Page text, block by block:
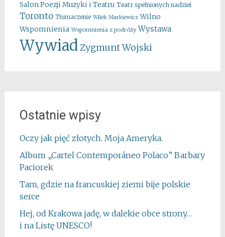
Salon Poezji Muzyki i Teatru Teatr spełnionych nadziei
Toronto Tłumaczenie Wilek Markiewicz Wilno
Wspomnienia Wspomnienia z podróży Wystawa
WywiadZygmunt Wojski
Ostatnie wpisy
Oczy jak pięć złotych. Moja Ameryka.
Album „Cartel Contemporáneo Polaco” Barbary
Paciorek
Tam, gdzie na francuskiej ziemi bije polskie
serce
Hej, od Krakowa jadę, w dalekie obce strony…
i na Listę UNESCO!